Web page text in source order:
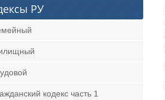
РУ
кодекс часть 1